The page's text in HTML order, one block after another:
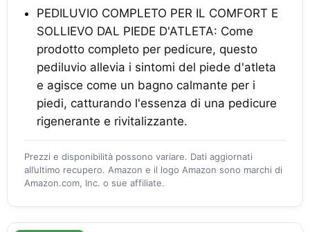
PEDILUVIO COMPLETO PER IL COMFORT E
SOLLIEVO DAL PIEDE D'ATLETA: Come
prodotto completo per pedicure, questo
pediluvio allevia i sintomi del piede d'atleta
e agisce come un bagno calmante per i
piedi, catturando l'essenza di una pedicure
rigenerante e rivitalizzante.
Prezzi e disponibilità possono variare. Dati aggiornati
all’ultimo recupero. Amazon e il logo Amazon sono marchi di
Amazon.com, Inc. o sue affiliate.